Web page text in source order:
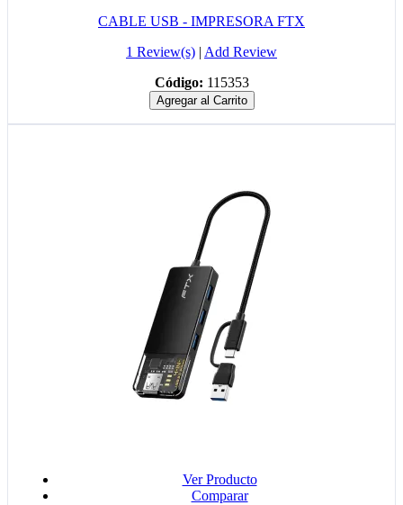
CABLE USB - IMPRESORA FTX
1 Review(s) | Add Review
Código: 115353
Agregar al Carrito
Ver Producto
Comparar